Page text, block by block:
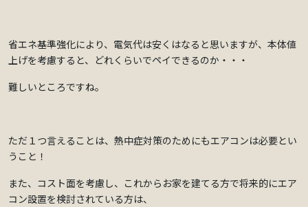
省エネ基準強化により、電気代は安くはなると思いますが、本体値
上げを考慮すると、どれくらいでペイできるのか・・・
難しいところですね。
ただ１つ言えることは、熱中症対策のためにもエアコンは必要とい
うこと！
また、コスト面を考慮し、これからお家を建てる方で将来的にエア
コン設置を検討されている方は、